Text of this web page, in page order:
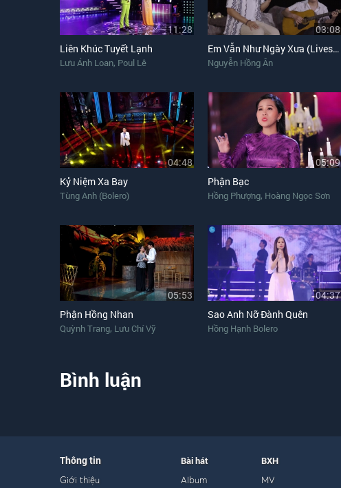
11:28
Liên Khúc Tuyết Lạnh
Lưu Ánh Loan, Poul Lê
03:08
Em Vẫn Như Ngày Xưa (Liveshow)
Nguyễn Hồng Ân
04:48
Kỷ Niệm Xa Bay
Tùng Anh (Bolero)
05:09
Phận Bạc
Hồng Phượng, Hoàng Ngọc Sơn
05:53
Phận Hồng Nhan
Quỳnh Trang, Lưu Chí Vỹ
04:37
Sao Anh Nỡ Đành Quên
Hồng Hạnh Bolero
Bình luận
Thông tin
Giới thiệu
Bài hát
Album
BXH
MV